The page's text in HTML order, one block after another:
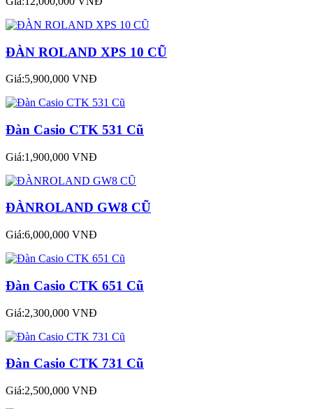
ĐÀN ROLAND XPS 10 CŨ
Giá:5,900,000 VNĐ
Đàn Casio CTK 531 Cũ
Giá:1,900,000 VNĐ
ĐÀNROLAND GW8 CŨ
Giá:6,000,000 VNĐ
Đàn Casio CTK 651 Cũ
Giá:2,300,000 VNĐ
Đàn Casio CTK 731 Cũ
Giá:2,500,000 VNĐ